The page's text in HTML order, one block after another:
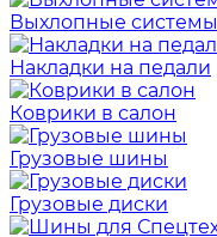
Выхлопные системы
Накладки на педали
Коврики в салон
Грузовые шины
Грузовые диски